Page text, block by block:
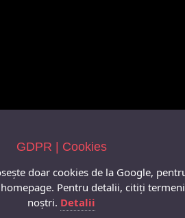
GDPR | Cookies
doar cookies de la Google,
Pentru detalii, citiți
noștri. Detalii